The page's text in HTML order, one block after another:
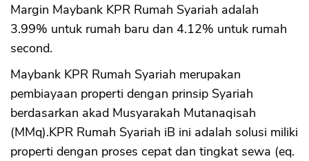
Margin Maybank KPR Rumah Syariah adalah
3.99% untuk rumah baru dan 4.12% untuk rumah
second.
Maybank KPR Rumah Syariah merupakan
pembiayaan properti dengan prinsip Syariah
berdasarkan akad Musyarakah Mutanaqisah
(MMq).KPR Rumah Syariah iB ini adalah solusi miliki
properti dengan proses cepat dan tingkat sewa (eq.